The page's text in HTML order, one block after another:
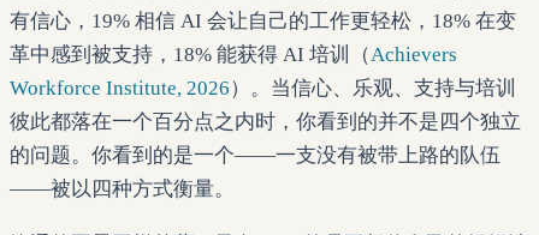
有信心，19% 相信 AI 会让自己的工作更轻松，18% 在变
革中感到被支持，18% 能获得 AI 培训（Achievers
Workforce Institute, 2026）。当信心、乐观、支持与培训
彼此都落在一个百分点之内时，你看到的并不是四个独立
的问题。你看到的是一个——一支没有被带上路的队伍
——被以四种方式衡量。